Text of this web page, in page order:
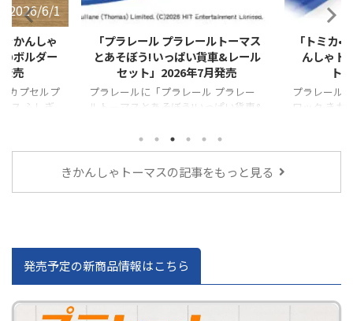
2026/5/29
トーマス
車&レール
発売
プラレー
ぱい貨車&
2026/2/27
「トミカ•プラレールブロック きか
んしゃトーマス エントリーセッ
ト」2026年4月発売
プラレールに「トミカ•プラレールブ
ロック きかんしゃトーマス エントリ
「トミカ•
ーム
プラレール
ロック ジェ
きかんしゃトーマスの記事をもっと見る
発売予定の新商品情報はこちら